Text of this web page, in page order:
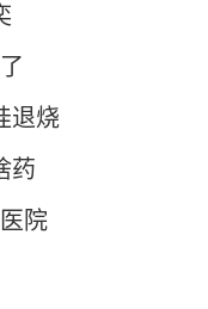
退烧
药
院